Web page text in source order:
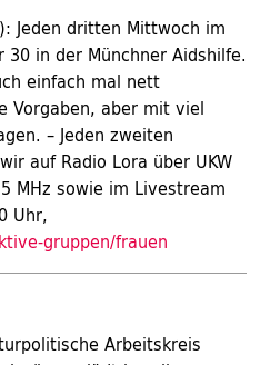
Jeden dritten Mittwoch im
in der Münchner Aidshilfe.
einfach mal nett
Vorgaben, aber mit viel
– Jeden zweiten
auf Radio Lora über UKW
MHz sowie im Livestream
Uhr,
gruppen/frauen
Arbeitskreis